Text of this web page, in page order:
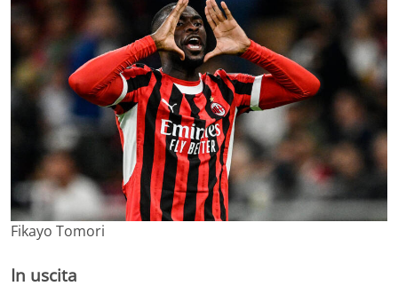
Fikayo Tomori
In uscita